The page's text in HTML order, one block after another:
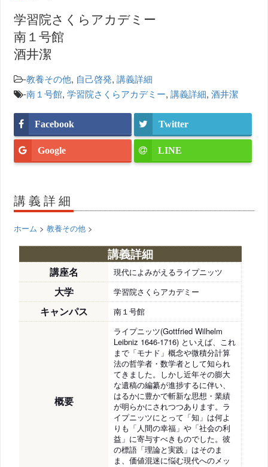
学習院さくらアカデミー
南１号館
酒井潔
-教養その他, 自己啓発,講義詳細
-南１号館,学習院さくらアカデミー,講義詳細,酒井潔
Facebook Twitter
Google LINE
講義詳細
ホーム >教養その他 >
講義詳細
講座名 現代によみがえるライプニッツ
大学 学習院さくらアカデミー
キャンパス 南１号館
概要
ライプニッツ(Gottfried Wilhelm
Leibniz 1646-1716) といえば、これ
まで「モナド」概念や微積分計算
法の哲学者・数学者として知られ
てきました。しかし近年その膨大
な遺稿の編纂が進捗するに伴い、
はるかに豊かで斬新な思想・業績
が明らかにされつつあります。ラ
イプニッツにとって「知」は何よ
りも「人間の幸福」や「社会の利
益」に寄与すべきものでした。彼
の標語「理論と実践」はそのま
ま、価値混迷に悩む現代へのメッ